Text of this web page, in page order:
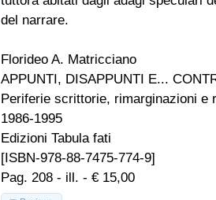
del narrare.
Florideo A. Matricciano
APPUNTI, DISAPPUNTI E...
Periferie scrittorie, rimarginazioni
1986-1995
Edizioni Tabula fati
[ISBN-978-88-7475-774-9]
Pag. 208 - ill. - € 15,00